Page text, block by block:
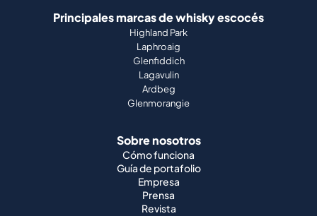
Principales marcas de whisky escocés
Highland Park
Laphroaig
Glenfiddich
Lagavulin
Ardbeg
Glenmorangie
Sobre nosotros
Cómo funciona
Guía de portafolio
Empresa
Prensa
Revista